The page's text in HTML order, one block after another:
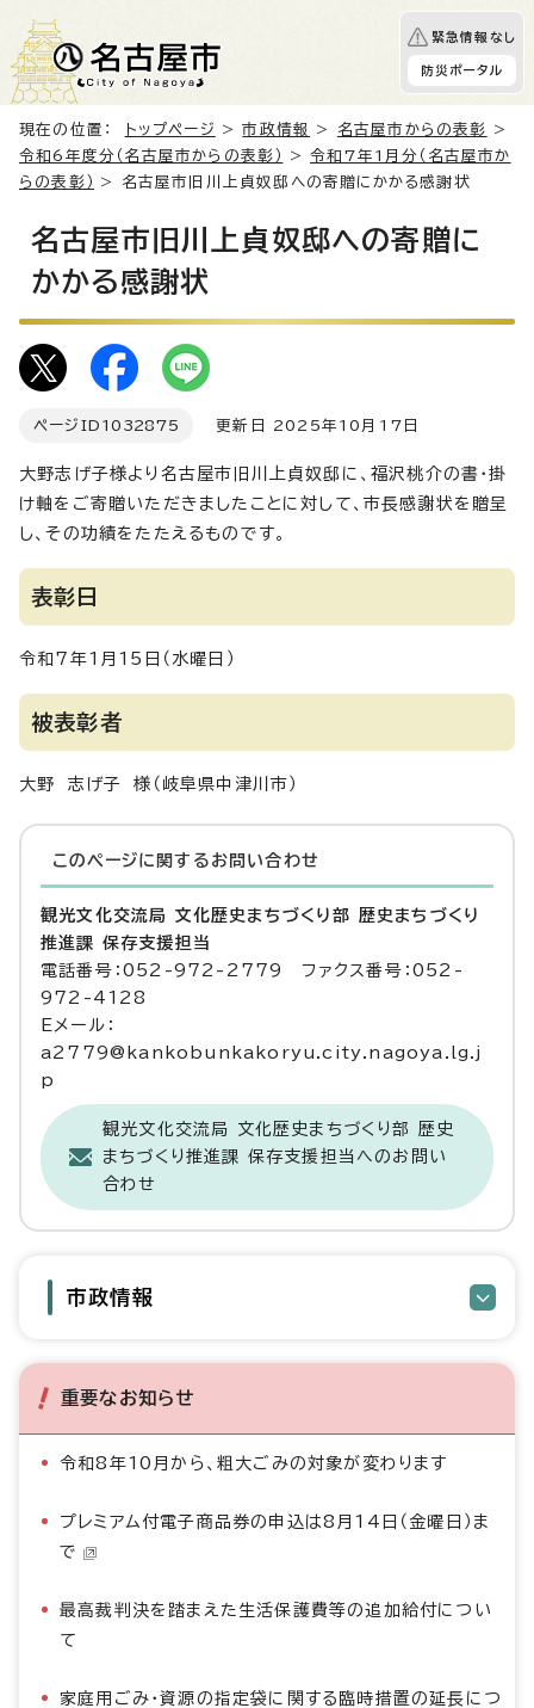
緊急情報なし
防災ポータル
現在の位置： トップページ >市政情報 > 名古屋市からの表彰
>
令和6年度分（名古屋市からの表彰）
>令和7年1月分（名古屋市か
らの表彰）
> 名古屋市旧川上貞奴邸への寄贈にかかる感謝状
名古屋市旧川上貞奴邸への寄贈に
かかる感謝状
ページID 1032875 更新日 2025年10月17日
大野志げ子様より名古屋市旧川上貞奴邸に、福沢桃介の書・掛
け軸をご寄贈いただきましたことに対して、市長感謝状を贈呈
し、その功績をたたえるものです。
表彰日
令和7年1月15日（水曜日）
被表彰者
大野 志げ子 様（岐阜県中津川市）
このページに関する お問い合わせ
観光文化交流局 文化歴史まちづくり部 歴史まちづくり
推進課 保存支援担当
電話番号：052-972-2779 ファクス番号：052-
972-4128
Eメール：
a2779@kankobunkakoryu.city.nagoya.lg.j
p
観光文化交流局 文化歴史まちづくり部 歴史
まちづくり推進課 保存支援担当へのお問い
合わせ
市政情報
重要なお知らせ
令和8年10月から、粗大ごみの対象が変わります
プレミアム付電子商品券の申込は8月14日（金曜日）ま
で
最高裁判決を踏まえた生活保護費等の追加給付につい
て
家庭用ごみ・資源の指定袋に関する臨時措置の延長につ